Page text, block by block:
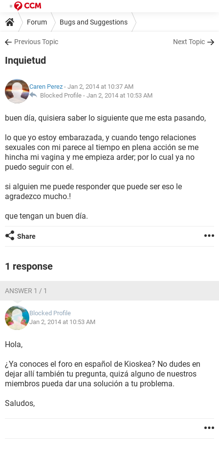
Forum Bugs and Suggestions
Previous Topic Next Topic
Inquietud
Caren Perez - Jan 2, 2014 at 10:37 AM
Blocked Profile - Jan 2, 2014 at 10:53 AM
buen día, quisiera saber lo siguiente que me esta pasando,
lo que yo estoy embarazada, y cuando tengo relaciones
sexuales con mi parece al tiempo en plena acción se me
hincha mi vagina y me empieza arder; por lo cual ya no
puedo seguir con el.
si alguien me puede responder que puede ser eso le
agradezco mucho.!
que tengan un buen día.
Share
1 response
ANSWER 1 / 1
Blocked Profile
Jan 2, 2014 at 10:53 AM
Hola,
¿Ya conoces el foro en español de Kioskea? No dudes en
dejar allí también tu pregunta, quizá alguno de nuestros
miembros pueda dar una solución a tu problema.
Saludos,